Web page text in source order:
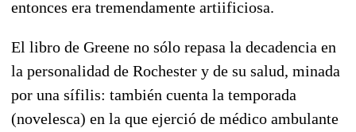
entonces era tremendamente artiificiosa.
El libro de Greene no sólo repasa la decadencia en
la personalidad de Rochester y de su salud, minada
por una sífilis: también cuenta la temporada
(novelesca) en la que ejerció de médico ambulante